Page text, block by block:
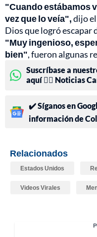
"Cuando estábamos
vez que lo veía",dijo
Dios que logró escapar
"Muy ingenioso,
bien", fueron algunas
Suscríbase a
aquí 👉🏻 Noticias
✔️ Síganos en
información de
Relacionados
Estados Unidos
Videos Virales